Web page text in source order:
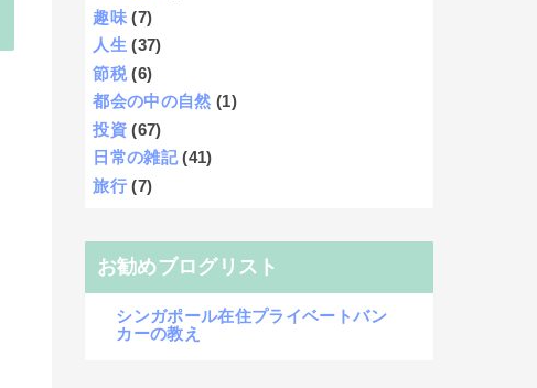
趣味 (7)
人生 (37)
節税 (6)
都会の中の自然 (1)
投資 (67)
日常の雑記 (41)
旅行 (7)
お勧めブログリスト
シンガポール在住プライベートバン
カーの教え